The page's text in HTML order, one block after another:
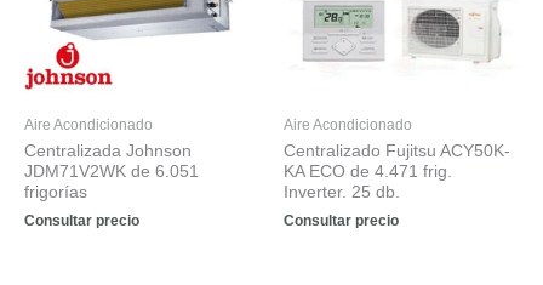
Aire Acondicionado
Centralizada Johnson
JDM71V2WK de 6.051
frigorías
Consultar precio
Aire Acondicionado
Centralizado Fujitsu ACY50K-
KA ECO de 4.471 frig.
Inverter. 25 db.
Consultar precio